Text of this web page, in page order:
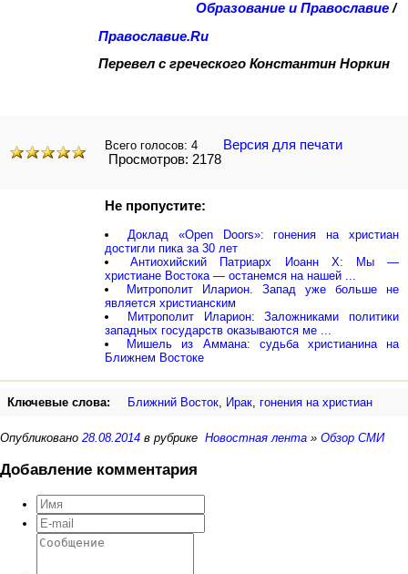
Образование и Православие /
Православие.Ru
Перевел с греческого Константин Норкин
Всего голосов: 4
Версия для печати
Просмотров: 2178
Не пропустите:
Доклад «Open Doors»: гонения на христиан
достигли пика за 30 лет
Антиохийский Патриарх Иоанн X: Мы —
христиане Востока — останемся на нашей ...
Митрополит Иларион. Запад уже больше не
является христианским
Митрополит Иларион: Заложниками политики
западных государств оказываются ме ...
Мишель из Аммана: судьба христианина на
Ближнем Востоке
Ключевые слова: Ближний Восток, Ирак, гонения на христиан
Опубликовано 28.08.2014 в рубрике Новостная лента » Обзор СМИ
Добавление комментария